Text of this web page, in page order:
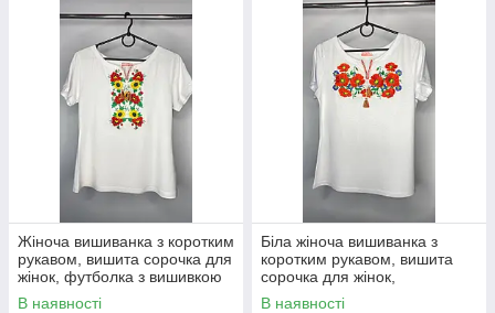
Жіноча вишиванка з коротким
рукавом, вишита сорочка для
жінок, футболка з вишивкою
— Розпаг розмір S
В наявності
Біла жіноча вишиванка з
коротким рукавом, вишита
сорочка для жінок,
розпродуючи склада розмір L
В наявності